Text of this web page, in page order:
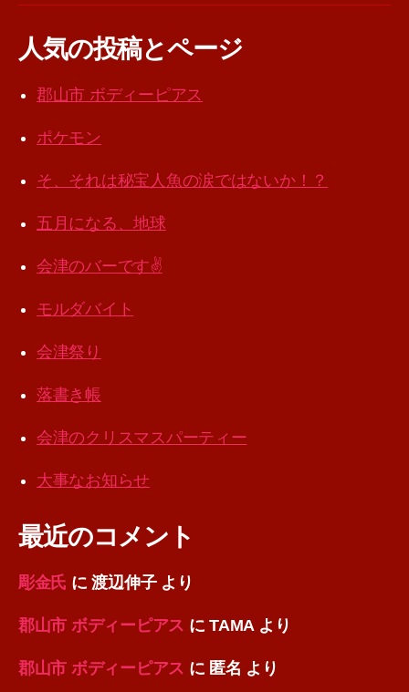
人気の投稿とページ
郡山市 ボディーピアス
ポケモン
そ、それは秘宝人魚の涙ではないか！？
五月になる、地球
会津のバーです✌️
モルダバイト
会津祭り
落書き帳
会津のクリスマスパーティー
大事なお知らせ
最近のコメント
彫金氏 に渡辺伸子より
郡山市 ボディーピアス にTAMA より
郡山市 ボディーピアス に 匿名 より